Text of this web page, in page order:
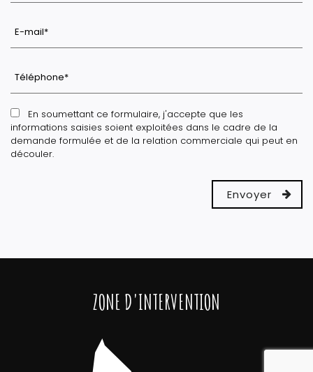
ZONE D'INTERVENTION
En soumettant ce formulaire, j'accepte que les
informations saisies soient exploitées dans le cadre de la
demande formulée et de la relation commerciale qui peut en
découler.